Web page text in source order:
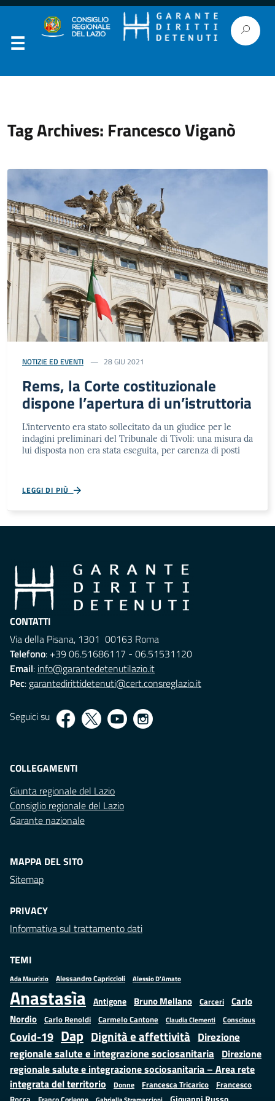
Tag Archives: Francesco Viganò
NOTIZIE ED EVENTI 28 GIU 2021
Rems, la Corte costituzionale
dispone l’apertura di un’istruttoria
L’intervento era stato sollecitato da un giudice per le
indagini preliminari del Tribunale di Tivoli: una misura da
lui disposta non era stata eseguita, per carenza di posti
LEGGI DI PIÙ
CONTATTI
Via della Pisana, 1301 00163 Roma
Telefono: +39 06.51686117 - 06.51531120
Email: info@garantedetenutilazio.it
Pec: garantedirittidetenuti@cert.consreglazio.it
Seguici su
COLLEGAMENTI
Giunta regionale del Lazio
Consiglio regionale del Lazio
Garante nazionale
MAPPA DEL SITO
Sitemap
PRIVACY
Informativa sul trattamento dati
TEMI
Ada Maurizio Alessandro Capriccioli Alessio D'Amato
Anastasìa Antigone Bruno Mellano Carceri
Carlo
Nordio Carlo Renoldi Carmelo Cantone Claudia Clementi Conscious
Covid-19 Dap Dignità e affettività Direzione
regionale salute e integrazione sociosanitaria Direzione
regionale salute e integrazione sociosanitaria – Area rete
integrata del territorio
Donne Francesca Tricarico
Francesco